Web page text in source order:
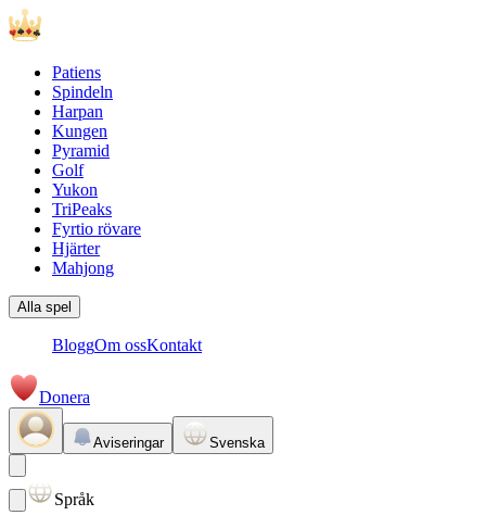
Patiens
Spindeln
Harpan
Kungen
Pyramid
Golf
Yukon
TriPeaks
Fyrtio rövare
Hjärter
Mahjong
Alla spel
BloggOm ossKontakt
Donera
Aviseringar Svenska
Språk